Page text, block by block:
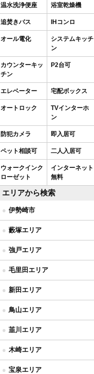
温水洗浄便座 浴室乾燥機
追焚きバス IHコンロ
オール電化
システムキッチ
ン
カウンターキッ
チン
P2台可
エレベーター 宅配ボックス
オートロック
TVインターホ
ン
防犯カメラ 即入居可
ペット相談可 二人入居可
ウォークインク
ローゼット
インターネット
無料
エリアから検索
伊勢崎市
藪塚エリア
強戸エリア
毛里田エリア
新田エリア
鳥山エリア
韮川エリア
木崎エリア
宝泉エリア